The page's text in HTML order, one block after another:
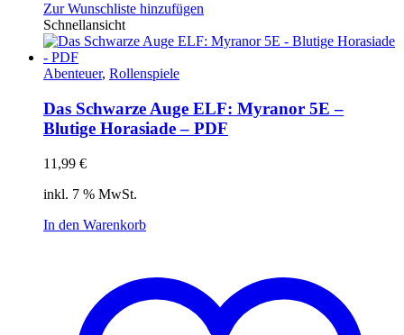
Zur Wunschliste hinzufügen
Schnellansicht
Abenteuer, Rollenspiele
Das Schwarze Auge ELF: Myranor 5E –
Blutige Horasiade – PDF
11,99 €
inkl. 7 % MwSt.
In den Warenkorb